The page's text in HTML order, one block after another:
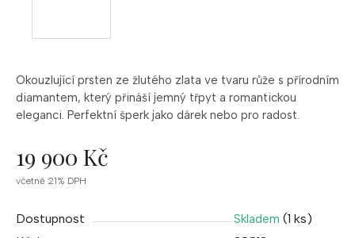
Okouzlující prsten ze žlutého zlata ve tvaru růže s přírodním
diamantem, který přináší jemný třpyt a romantickou
eleganci. Perfektní šperk jako dárek nebo pro radost.
19 900 Kč
Měrná
včetně 21% DPH
Dostupnost Skladem (1 ks)